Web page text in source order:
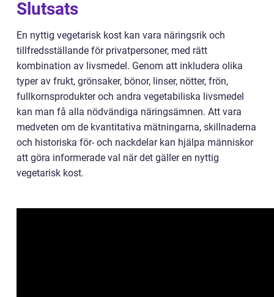
Slutsats
En nyttig vegetarisk kost kan vara näringsrik och
tillfredsställande för privatpersoner, med rätt
kombination av livsmedel. Genom att inkludera olika
typer av frukt, grönsaker, bönor, linser, nötter, frön,
fullkornsprodukter och andra vegetabiliska livsmedel
kan man få alla nödvändiga näringsämnen. Att vara
medveten om de kvantitativa mätningarna, skillnaderna
och historiska för- och nackdelar kan hjälpa människor
att göra informerade val när det gäller en nyttig
vegetarisk kost.